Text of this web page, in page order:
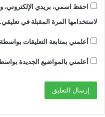
احفظ اسمي، بريدي الإلكتروني،
لاستخدامها المرة المقبلة في تعليقي.
أعلمني بمتابعة التعليقات بواسطة
أعلمني بالمواضيع الجديدة